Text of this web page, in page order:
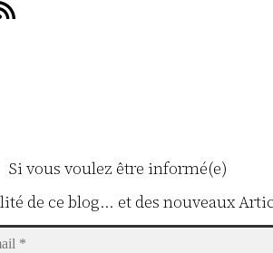
Si vous voulez être informé(e)
de ce blog… et des nouveaux